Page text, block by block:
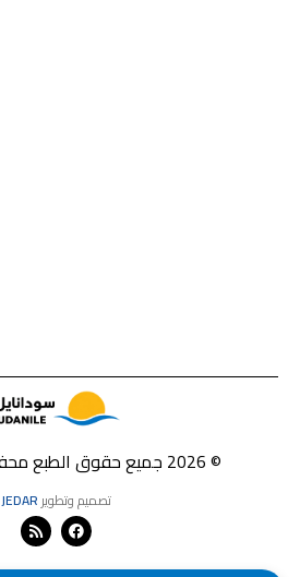
© 2026 جميع حقوق الطبع محفوظة، سودانايل
تصميم وتطويرJEDAR